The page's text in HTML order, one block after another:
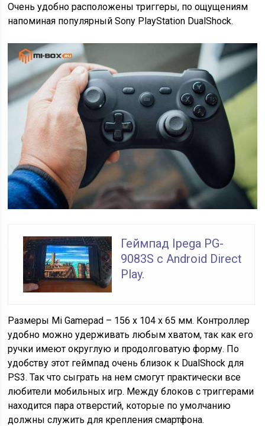
Очень удобно расположены триггеры, по ощущениям
напоминая популярный Sony PlayStation DualShock.
Геймпад Ipega PG-
9083S с Android Direct
Play.
Размеры Mi Gamepad – 156 х 104 х 65 мм. Контроллер
удобно можно удерживать любым хватом, так как его
ручки имеют округлую и продолговатую форму. По
удобству этот геймпад очень близок к DualShock для
PS3. Так что сыграть на нем смогут практически все
любители мобильных игр. Между блоков с триггерами
находится пара отверстий, которые по умолчанию
должны служить для крепления смартфона.